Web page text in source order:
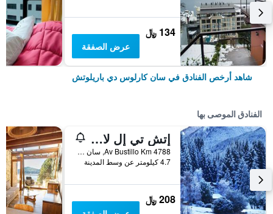
134 ﷼
عرض الصفقة
شاهد أرخص الفنادق في سان كارلوس دي باريلوتش
الفنادق الموصى بها
إتش تي إل لا مالينكا
Av Bustillo Km 4788, سان كارلوس دي باريلوتش, محافظة ريو نيغرو, الأرجنتين
4.7 كيلومتر عن وسط المدينة
208 ﷼